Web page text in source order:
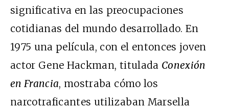
significativa en las preocupaciones
cotidianas del mundo desarrollado. En
1975 una película, con el entonces joven
actor Gene Hackman, titulada Conexión
en Francia, mostraba cómo los
narcotraficantes utilizaban Marsella